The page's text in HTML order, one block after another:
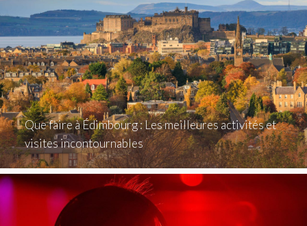
Que faire à Édimbourg : Les meilleures activités et
visites incontournables